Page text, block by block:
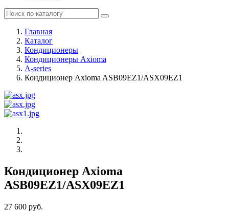
Главная
Каталог
Кондиционеры
Кондиционеры Axioma
A-series
Кондиционер Axioma ASB09EZ1/ASX09EZ1
Кондиционер Axioma
ASB09EZ1/ASX09EZ1
27 600 руб.